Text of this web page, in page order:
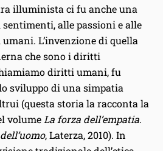
illuminista ci fu anche una
alle passioni e alle
L’invenzione di quella
che sono i diritti
diritti umani, fu
sviluppo di una simpatia
(questa storia la racconta la
volume La forza dell’empatia.
, Laterza, 2010). In